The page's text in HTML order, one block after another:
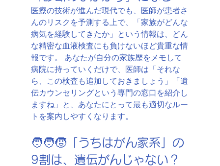
医療の技術が進んだ現代でも、医師が患者さ
んのリスクを予測する上で、「家族がどんな
病気を経験してきたか」という情報は、どん
な精密な血液検査にも負けないほど貴重な情
報です。 あなたが自分の家族歴をメモして
病院に持っていくだけで、医師は「それな
ら、この検査も追加しておきましょう」「遺
伝カウンセリングという専門の窓口を紹介し
ますね」と、あなたにとって最も適切なルー
トを案内しやすくなります。
🧑‍🧑‍🧒「うちはがん家系」の
9割は、遺伝がんじゃない？